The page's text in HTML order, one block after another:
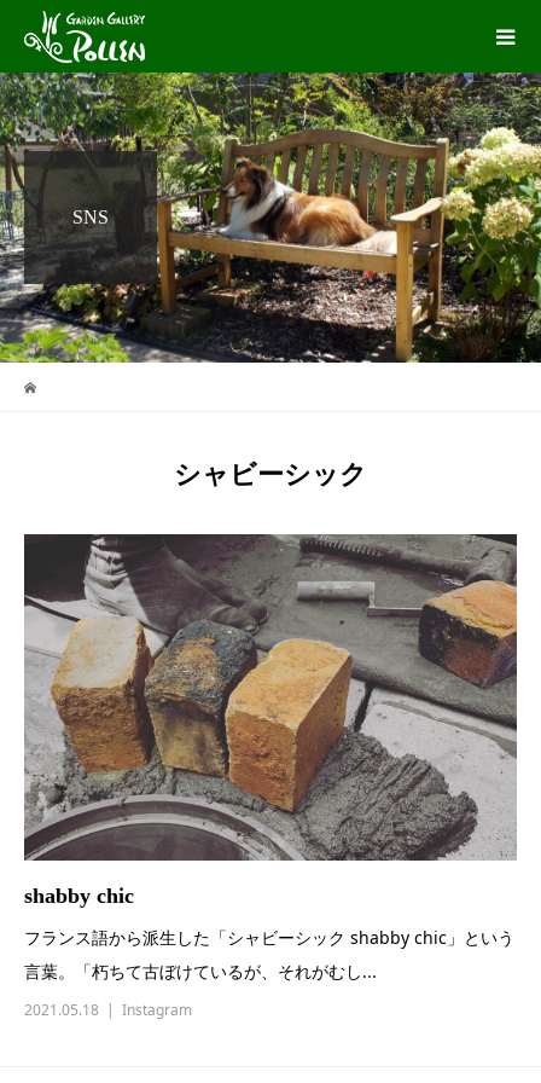
SNS
シャビーシック
shabby chic
フランス語から派生した「シャビーシック shabby chic」という
言葉。「朽ちて古ぼけているが、それがむし...
2021.05.18 Instagram